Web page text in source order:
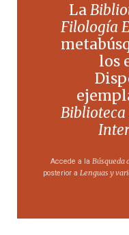
La
Filología
los
Biblioteca
Accede a la Búsqueda
posterior a Lenguas y